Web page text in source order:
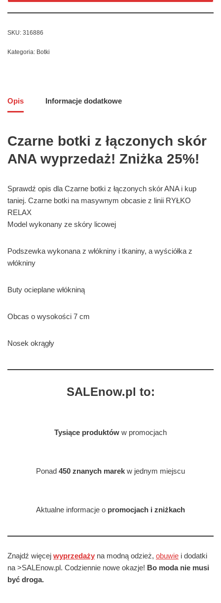
SKU: 316886
Kategoria: Botki
Opis Informacje dodatkowe
Czarne botki z łączonych skór
ANA wyprzedaż! Zniżka 25%!
Sprawdź opis dla Czarne botki z łączonych skór ANA i kup
taniej. Czarne botki na masywnym obcasie z linii RYŁKO
RELAX
Model wykonany ze skóry licowej
Podszewka wykonana z włókniny i tkaniny, a wyściółka z
włókniny
Buty ocieplane włókniną
Obcas o wysokości 7 cm
Nosek okrągły
SALEnow.pl to:
Tysiące produktów w promocjach
Ponad 450 znanych marek w jednym miejscu
Aktualne informacje o promocjach i zniżkach
Znajdź więcej wyprzedaży na modną odzież, obuwie i dodatki
na >SALEnow.pl. Codziennie nowe okazje! Bo moda nie musi
być droga.